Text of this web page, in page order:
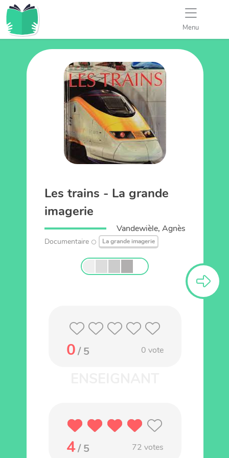
Menu
Les trains - La grande
imagerie
Vandewièle, Agnès
Documentaire La grande imagerie
0/ 5 0 vote
4/ 5 72 votes